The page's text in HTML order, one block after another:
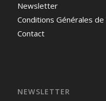
Newsletter
Conditions Générales
Contact
NEWSLETTER